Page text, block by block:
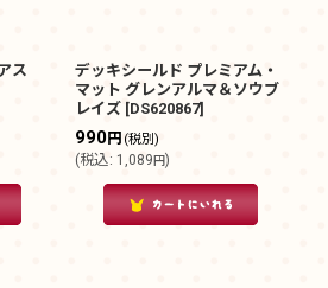
ス
デッキシールド プレミアム・
マット グレンアルマ＆ソウブ
レイズ [DS620867]
990円 (税別)
(税込: 1,089円)